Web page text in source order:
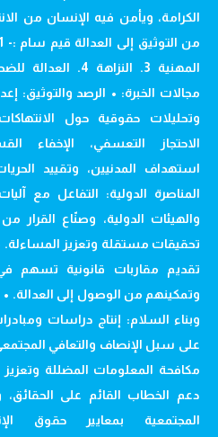
الكرامة، ويأمن فيه الإنسان من
مجالات الخبرة: • الرصد والتوثيق:
وتحليلات حقوقية حول
الاحتجاز التعسفي، الإخفاء
استهداف المدنيين، وتقييد
المناصرة الدولية: التفاعل مع
والهيئات الدولية، وصنّاع القرار
تحقيقات مستقلة وتعزيز المساءلة.
تقديم مقاربات قانونية تسهم في
وتمكينهم من الوصول إلى العدالة. •
وبناء السلام: إنتاج دراسات
على سبل الإنصاف والتعافي
مكافحة المعلومات المضللة
دعم الخطاب القائم على الحقائق،
المجتمعية بمعايير حقوق